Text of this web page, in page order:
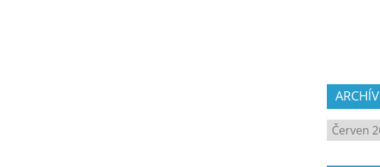
ARCHÍV
ARCHÍV